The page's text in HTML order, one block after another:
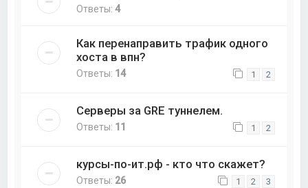
Ответы:4
Как перенаправить трафик одного
хоста в впн?
Ответы: 14 1 2
Серверы за GRE туннелем.
Ответы: 11 1 2
курсы-по-ит.рф - кто что скажет?
Ответы: 26 1 2 3